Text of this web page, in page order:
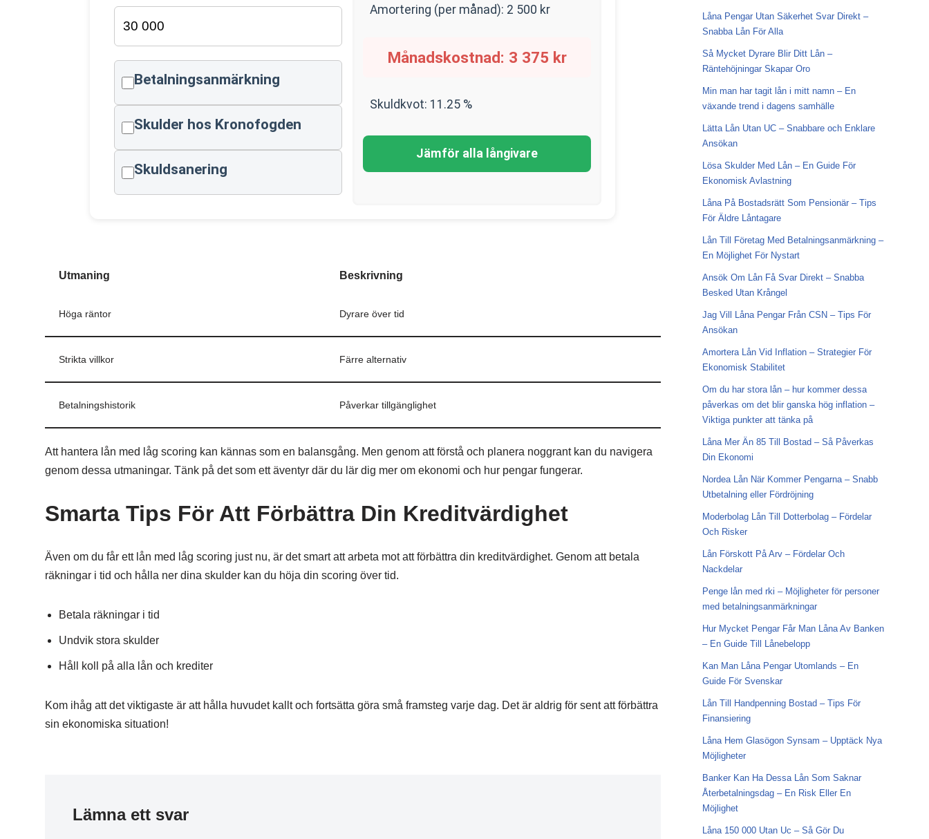
Betalningsanmärkning
Skulder hos Kronofogden
Skuldsanering
Amortering (per månad): 2 500 kr
Månadskostnad: 3 375 kr
Skuldkvot: 11.25 %
Jämför alla långivare
Utmaning Beskrivning
Höga räntor Dyrare över tid
Strikta villkor Färre alternativ
Betalningshistorik Påverkar tillgänglighet
Att hantera lån med låg scoring kan kännas som en balansgång. Men genom att förstå och planera noggrant kan du navigera
genom dessa utmaningar. Tänk på det som ett äventyr där du lär dig mer om ekonomi och hur pengar fungerar.
Smarta Tips För Att Förbättra Din Kreditvärdighet
Även om du får ett lån med låg scoring just nu, är det smart att arbeta mot att förbättra din kreditvärdighet. Genom att betala
räkningar i tid och hålla ner dina skulder kan du höja din scoring över tid.
Betala räkningar i tid
Undvik stora skulder
Håll koll på alla lån och krediter
Kom ihåg att det viktigaste är att hålla huvudet kallt och fortsätta göra små framsteg varje dag. Det är aldrig för sent att förbättra
sin ekonomiska situation!
Lämna ett svar
Låna Pengar Utan Säkerhet Svar Direkt –
Snabba Lån För Alla
Så Mycket Dyrare Blir Ditt Lån –
Räntehöjningar Skapar Oro
Min man har tagit lån i mitt namn – En
växande trend i dagens samhälle
Lätta Lån Utan UC – Snabbare och Enklare
Ansökan
Lösa Skulder Med Lån – En Guide För
Ekonomisk Avlastning
Låna På Bostadsrätt Som Pensionär – Tips
För Äldre Låntagare
Lån Till Företag Med Betalningsanmärkning –
En Möjlighet För Nystart
Ansök Om Lån Få Svar Direkt – Snabba
Besked Utan Krångel
Jag Vill Låna Pengar Från CSN – Tips För
Ansökan
Amortera Lån Vid Inflation – Strategier För
Ekonomisk Stabilitet
Om du har stora lån – hur kommer dessa
påverkas om det blir ganska hög inflation –
Viktiga punkter att tänka på
Låna Mer Än 85 Till Bostad – Så Påverkas
Din Ekonomi
Nordea Lån När Kommer Pengarna – Snabb
Utbetalning eller Fördröjning
Moderbolag Lån Till Dotterbolag – Fördelar
Och Risker
Lån Förskott På Arv – Fördelar Och
Nackdelar
Penge lån med rki – Möjligheter för personer
med betalningsanmärkningar
Hur Mycket Pengar Får Man Låna Av Banken
– En Guide Till Lånebelopp
Kan Man Låna Pengar Utomlands – En
Guide För Svenskar
Lån Till Handpenning Bostad – Tips För
Finansiering
Låna Hem Glasögon Synsam – Upptäck Nya
Möjligheter
Banker Kan Ha Dessa Lån Som Saknar
Återbetalningsdag – En Risk Eller En
Möjlighet
Låna 150 000 Utan Uc – Så Gör Du